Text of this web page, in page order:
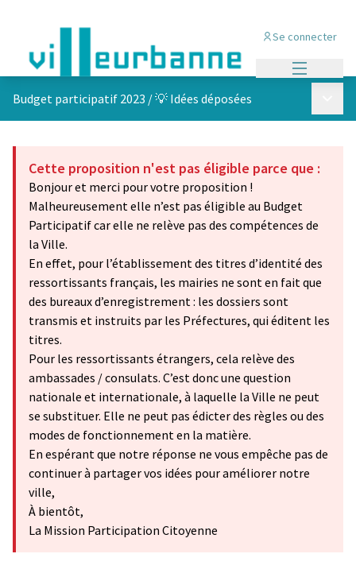
Se connecter
Budget participatif 2023 /💡 Idées déposées
Cette proposition n'est pas éligible parce que :
Bonjour et merci pour votre proposition !
Malheureusement elle n’est pas éligible au Budget
Participatif car elle ne relève pas des compétences de
la Ville.
En effet, pour l’établissement des titres d’identité des
ressortissants français, les mairies ne sont en fait que
des bureaux d’enregistrement : les dossiers sont
transmis et instruits par les Préfectures, qui éditent les
titres.
Pour les ressortissants étrangers, cela relève des
ambassades / consulats. C’est donc une question
nationale et internationale, à laquelle la Ville ne peut
se substituer. Elle ne peut pas édicter des règles ou des
modes de fonctionnement en la matière.
En espérant que notre réponse ne vous empêche pas de
continuer à partager vos idées pour améliorer notre
ville,
À bientôt,
La Mission Participation Citoyenne